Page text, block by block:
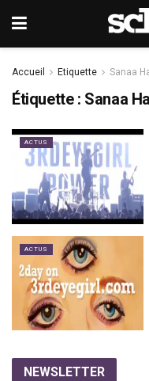
Accueil Etiquette Sanaa
Étiquette : Sanaa
ACTUS
ACTUS
NEWSLETTER